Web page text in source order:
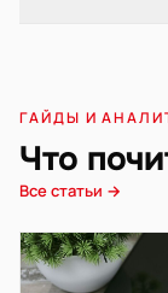
ГАЙДЫ И
Что
Все статьи →